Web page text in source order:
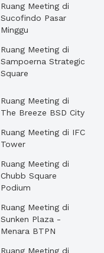
Ruang Meeting di
Sucofindo Pasar
Minggu
Ruang Meeting di
Sampoerna Strategic
Square
Ruang Meeting di
The Breeze BSD City
Ruang Meeting di IFC
Tower
Ruang Meeting di
Chubb Square
Podium
Ruang Meeting di
Sunken Plaza -
Menara BTPN
Ruang Meeting di